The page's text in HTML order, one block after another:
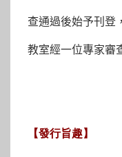
查通過後始予刊登
教室經一位專家審
【發行旨趣】